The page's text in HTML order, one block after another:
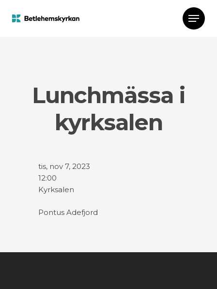
Lunchmässa i
kyrksalen
tis, nov 7, 2023
12:00
Kyrksalen
Pontus Adefjord